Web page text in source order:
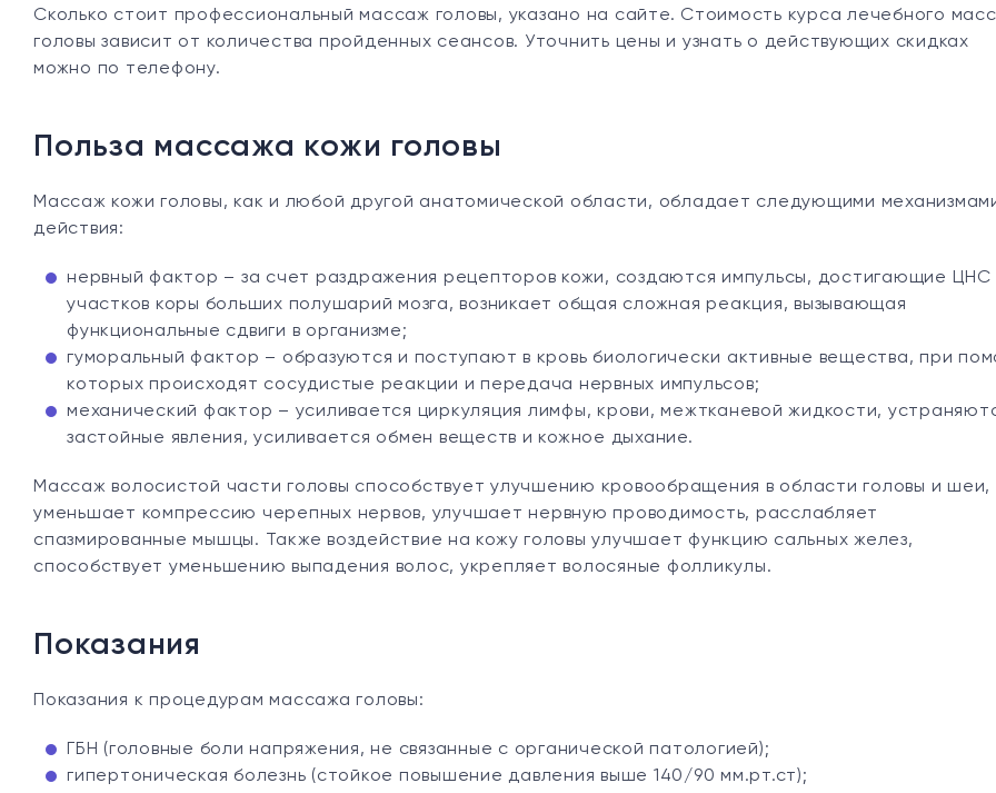
Сколько стоит профессиональный массаж головы, указано на сайте. Стоимость курса лечебного
головы зависит от количества пройденных сеансов. Уточнить цены и узнать о действующих скидках
можно по телефону.
Польза массажа кожи головы
Массаж кожи головы, как и любой другой анатомической области, обладает следующими
действия:
нервный фактор – за счет раздражения рецепторов кожи, создаются импульсы, достигающие ЦНС
участков коры больших полушарий мозга, возникает общая сложная реакция, вызывающая
функциональные сдвиги в организме;
гуморальный фактор – образуются и поступают в кровь биологически активные вещества, при
которых происходят сосудистые реакции и передача нервных импульсов;
механический фактор – усиливается циркуляция лимфы, крови, межтканевой жидкости,
застойные явления, усиливается обмен веществ и кожное дыхание.
Массаж волосистой части головы способствует улучшению кровообращения в области головы и шеи,
уменьшает компрессию черепных нервов, улучшает нервную проводимость, расслабляет
спазмированные мышцы. Также воздействие на кожу головы улучшает функцию сальных желез,
способствует уменьшению выпадения волос, укрепляет волосяные фолликулы.
Показания
Показания к процедурам массажа головы:
ГБН (головные боли напряжения, не связанные с органической патологией);
гипертоническая болезнь (стойкое повышение давления выше 140/90 мм.рт.ст);